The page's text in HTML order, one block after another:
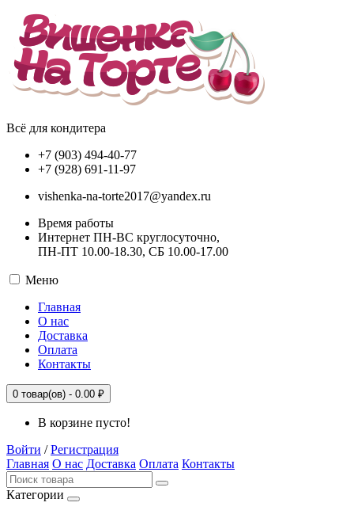
Всё для кондитера
+7 (903) 494-40-77
+7 (928) 691-11-97
vishenka-na-torte2017@yandex.ru
Время работы
Интернет ПН-ВС круглосуточно,
ПН-ПТ 10.00-18.30, СБ 10.00-17.00
Меню
Главная
О нас
Доставка
Оплата
Контакты
0 товар(ов) - 0.00 ₽
В корзине пусто!
Войти /Регистрация
Главная О нас Доставка Оплата Контакты
Категории